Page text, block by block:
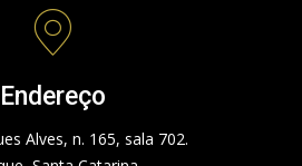
Endereço
Alves, n. 165, sala 702.